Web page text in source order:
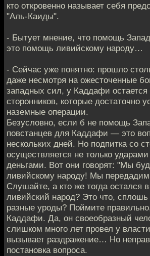
кто откровенно называет себя
"Аль-Каиды".
- Бытует мнение, что помощь
это помощь ливийскому народу…
- Сейчас уже понятно: прошло
даже несмотря на ожесточенные
западных сил, у Каддафи остается
сторонников, которые достаточно
наземные операции.
Безусловно, если б не помощь
повстанцев для Каддафи — это
нескольких дней. Но подпитка со
осуществляется не только
деньгами. Вот они говорят: "Мы
ливийскому народу! Мы
Слушайте, а кто же тогда остался
ливийский народ? Это что,
разные уроды? Поймите
Каддафи. Да, он своеобразный
слишком много лет провел у
вызывает раздражение… Но
постановка вопроса.